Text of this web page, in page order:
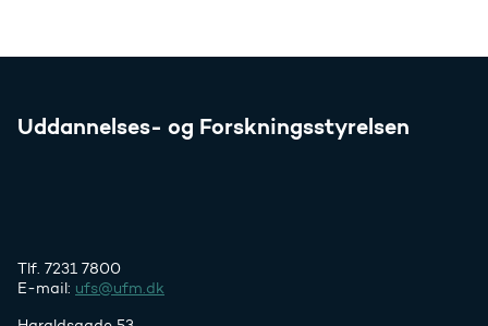
Uddannelses- og Forskningsstyrelsen
Tlf. 7231 7800
E-mail: ufs@ufm.dk